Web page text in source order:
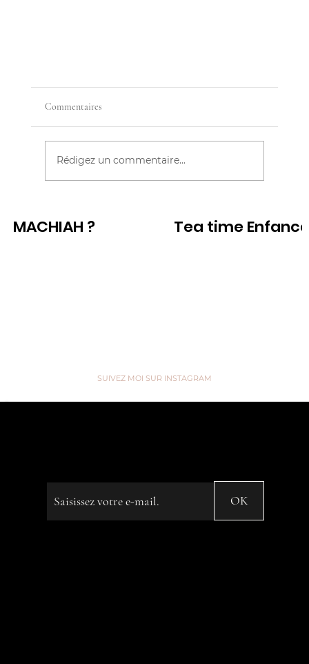
DANS LA TÊTE D'UN HYPERSENSIBLE
Commentaires
Rédigez un commentaire...
MACHIAH ? Tea time
SUIVEZ MOI SUR INSTAGRAM
© 2023 by Name of Site. Created on
OK